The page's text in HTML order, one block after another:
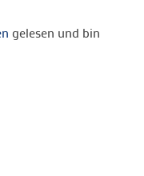
gelesen und bin